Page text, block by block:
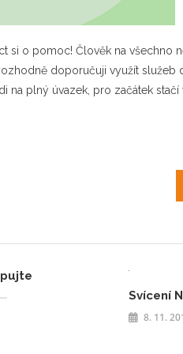
o pomoc! Člověk na všechno
doporučuji využít služeb
na plný úvazek, pro začátek
Svícení
8. 11.